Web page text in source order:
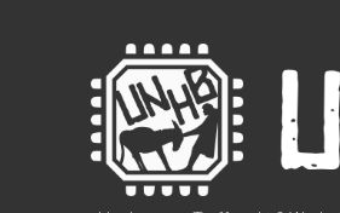
UN-
Hack-
Bar